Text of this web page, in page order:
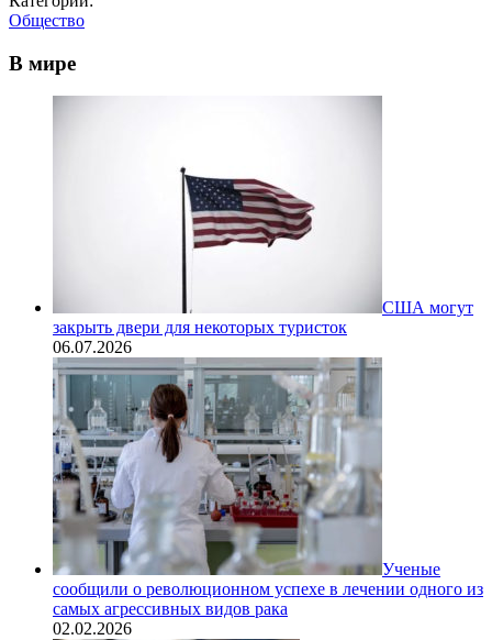
Общество
В мире
США могут
закрыть двери для некоторых туристок
06.07.2026
Ученые
сообщили о революционном успехе в лечении одного из
самых агрессивных видов рака
02.02.2026